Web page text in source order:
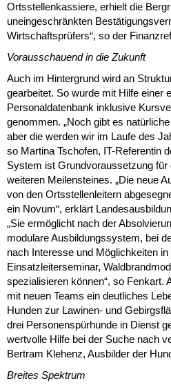
Ortsstellenkassiere, erhielt die
uneingeschränkten
Wirtschaftsprüfers“, so der
Vorausschauend in die Zukunft
Auch im Hintergrund wird an
gearbeitet. So wurde mit Hilfe einer
Personaldatenbank inklusive
genommen. „Noch gibt es
aber die werden wir im Laufe des
so Martina Tschofen, IT-Referentin
System ist Grundvoraussetzung für
weiteren Meilensteines. „Die neue
von den Ortsstellenleitern
ein Novum“, erklärt
„Sie ermöglicht nach der
modulare Ausbildungssystem, bei
nach Interesse und Möglichkeiten
Einsatzleiterseminar,
spezialisieren können“, so Fenkart.
mit neuen Teams ein deutliches
Hunden zur Lawinen- und
drei Personenspürhunde in Dienst
wertvolle Hilfe bei der Suche nach
Bertram Klehenz, Ausbilder der
Breites Spektrum